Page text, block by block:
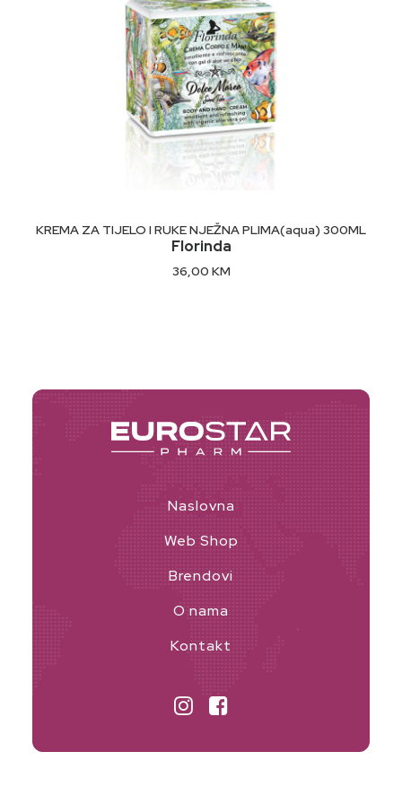
DODAJ U KORPU
KREMA ZA TIJELO I RUKE NJEŽNA PLIMA(aqua) 300ML
Florinda
36,00 KM
Naslovna
Web Shop
Brendovi
O nama
Kontakt